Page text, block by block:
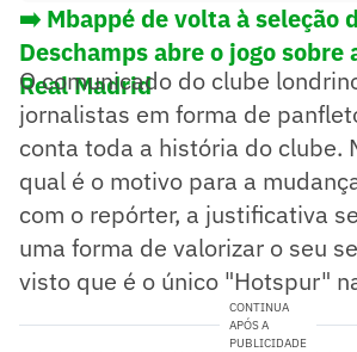
➡️ Mbappé de volta à seleção
Deschamps abre o jogo sobre
Real Madrid
O comunicado do clube
jornalistas em forma de
conta toda a história do clube.
qual é o motivo para a
com o repórter, a justificativa
uma forma de valorizar o seu
visto que é o único "Hotspur"
CONTINUA
APÓS A
PUBLICIDADE